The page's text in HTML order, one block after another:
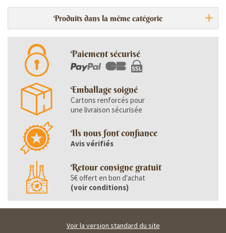
Produits dans la même catégorie
Paiement sécurisé
Emballage soigné
Cartons renforcés pour
une livraison sécurisée
Ils nous font confiance
Avis vérifiés
Retour consigne gratuit
5€ offert en bon d'achat
(voir conditions)
Voir la version standard du site